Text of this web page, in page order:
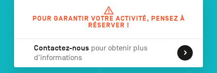
NL DE EN
POUR GARANTIR VOTRE ACTIVITÉ, PENSEZ À
RÉSERVER !
Contactez-nous pour obtenir plus
d'informations